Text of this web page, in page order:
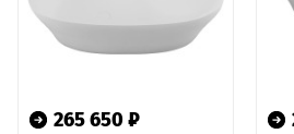
265 650 ₽